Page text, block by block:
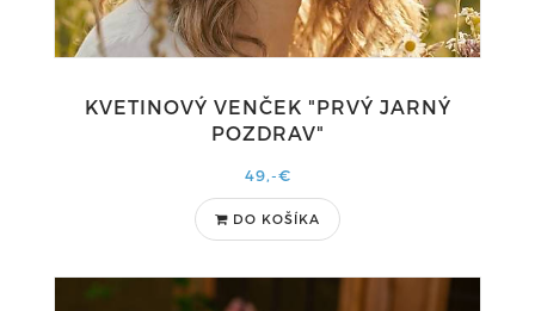
KVETINOVÝ VENČEK "PRVÝ JARNÝ
POZDRAV"
49,-€
DO KOŠÍKA